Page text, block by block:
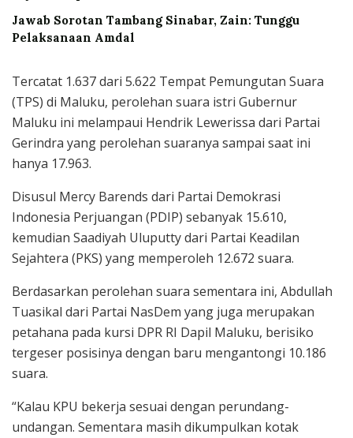
Jawab Sorotan Tambang Sinabar, Zain: Tunggu
Pelaksanaan Amdal
Tercatat 1.637 dari 5.622 Tempat Pemungutan Suara
(TPS) di Maluku, perolehan suara istri Gubernur
Maluku ini melampaui Hendrik Lewerissa dari Partai
Gerindra yang perolehan suaranya sampai saat ini
hanya 17.963.
Disusul Mercy Barends dari Partai Demokrasi
Indonesia Perjuangan (PDIP) sebanyak 15.610,
kemudian Saadiyah Uluputty dari Partai Keadilan
Sejahtera (PKS) yang memperoleh 12.672 suara.
Berdasarkan perolehan suara sementara ini, Abdullah
Tuasikal dari Partai NasDem yang juga merupakan
petahana pada kursi DPR RI Dapil Maluku, berisiko
tergeser posisinya dengan baru mengantongi 10.186
suara.
“Kalau KPU bekerja sesuai dengan perundang-
undangan. Sementara masih dikumpulkan kotak